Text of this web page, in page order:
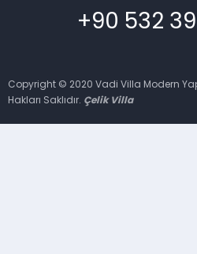
+90 532
Copyright © 2020 Vadi Villa Modern
Hakları Saklıdır. Çelik Villa